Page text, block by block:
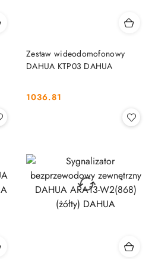
Zestaw wideodomofonowy
DAHUA KTP03 DAHUA
Cena:
1036.81